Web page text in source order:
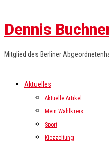
Dennis
Mitglied des Berliner
Aktuelles
Aktuelle Artikel
Mein Wahlkreis
Sport
Kiezzeitung